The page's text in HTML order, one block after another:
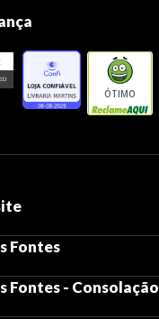
ÓTIMO
Fontes
Fontes - Consolação